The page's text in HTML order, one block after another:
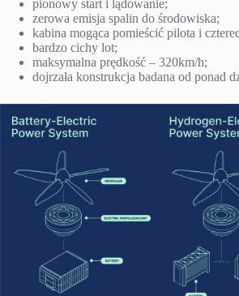
pionowy start i lądowanie;
zerowa emisja spalin do środowiska;
kabina mogąca pomieścić pilota i
bardzo cichy lot;
maksymalna prędkość – 320km/h;
dojrzała konstrukcja badana od ponad